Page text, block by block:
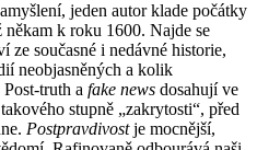
jeden autor klade počátky
někam k roku 1600. Najde se
ze současné i nedávné historie,
neobjasněných a kolik
truth a fake news dosahují ve
stupně „zakrytosti“, před
Postpravdivostje mocnější,